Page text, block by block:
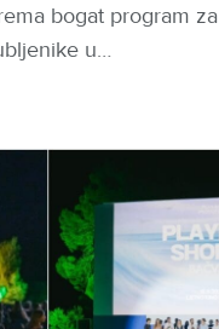
bogat program za
u…